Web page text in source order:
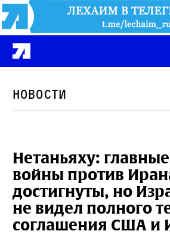
Новости
Нетаньяху:
войны против
достигнуты, но
не видел полного
соглашения США и